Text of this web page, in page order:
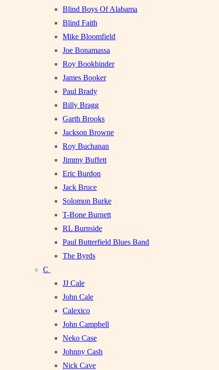
Blind Boys Of Alabama
Blind Faith
Mike Bloomfield
Joe Bonamassa
Roy Bookbinder
James Booker
Paul Brady
Billy Bragg
Garth Brooks
Jackson Browne
Roy Buchanan
Jimmy Buffett
Eric Burdon
Jack Bruce
Solomon Burke
T-Bone Burnett
RL Burnside
Paul Butterfield Blues Band
The Byrds
C
JJ Cale
John Cale
Calexico
John Campbell
Neko Case
Johnny Cash
Nick Cave